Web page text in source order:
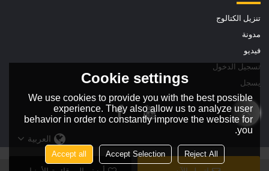
تنزيل الكتالوج
مدونة
فيديو
تسجيل الدخول
يسجل
العربية
Cookie settings
We use cookies to provide you with the best possible
experience. They also allow us to analyze user
behavior in order to constantly improve the website for
you.
Reject All
Accept Selection
Accept all